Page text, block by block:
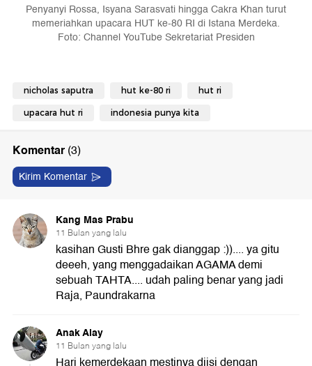
Penyanyi Rossa, Isyana Sarasvati hingga Cakra Khan turut
memeriahkan upacara HUT ke-80 RI di Istana Merdeka.
Foto: Channel YouTube Sekretariat Presiden
nicholas saputra hut ke-80 ri hut ri
upacara hut ri indonesia punya kita